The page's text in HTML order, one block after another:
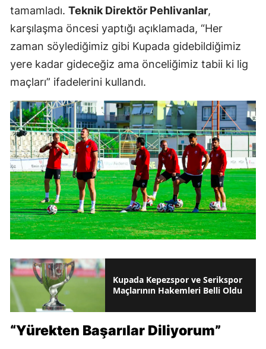
tamamladı. Teknik Direktör Pehlivanlar,
karşılaşma öncesi yaptığı açıklamada, “Her
zaman söylediğimiz gibi Kupada gidebildiğimiz
yere kadar gideceğiz ama önceliğimiz tabii ki lig
maçları” ifadelerini kullandı.
Kupada Kepezspor ve Serikspor
Maçlarının Hakemleri Belli Oldu
“Yürekten Başarılar Diliyorum”